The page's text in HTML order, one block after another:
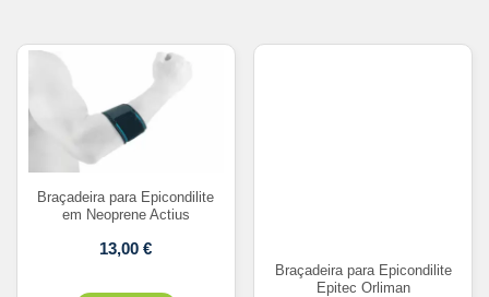
Braçadeira para Epicondilite
em Neoprene Actius
13,00€
Braçadeira para Epicondilite
Epitec Orliman